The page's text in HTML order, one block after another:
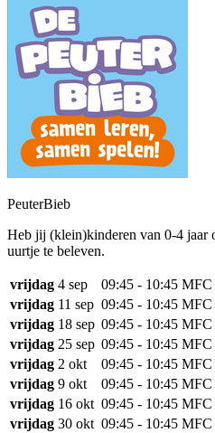
PeuterBieb
Heb jij (klein)kinderen van 0-4 jaar
uurtje te beleven.
vrijdag 4 sep 09:45 - 10:45 MFC
vrijdag 11 sep 09:45 - 10:45 MFC
vrijdag 18 sep 09:45 - 10:45 MFC
vrijdag 25 sep 09:45 - 10:45 MFC
vrijdag 2 okt 09:45 - 10:45 MFC
vrijdag 9 okt 09:45 - 10:45 MFC
vrijdag 16 okt 09:45 - 10:45 MFC
vrijdag 30 okt 09:45 - 10:45 MFC